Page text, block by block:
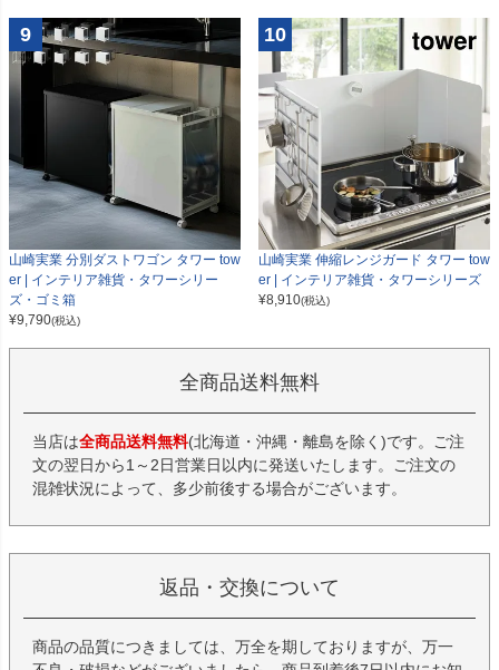
9
山崎実業 分別ダストワゴン タワー tow
er | インテリア雑貨・タワーシリー
ズ・ゴミ箱
¥9,790(税込)
10
山崎実業 伸縮レンジガード タワー tow
er | インテリア雑貨・タワーシリーズ
¥8,910(税込)
全商品送料無料
当店は全商品送料無料(北海道・沖縄・離島を除く)です。ご注
文の翌日から1～2日営業日以内に発送いたします。ご注文の
混雑状況によって、多少前後する場合がございます。
返品・交換について
商品の品質につきましては、万全を期しておりますが、万一